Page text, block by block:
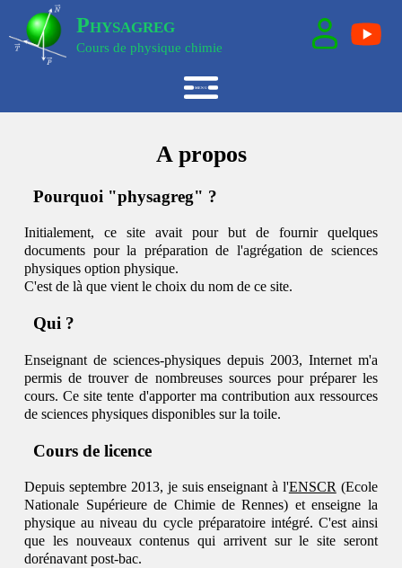
Physagreg
Cours de physique chimie
A propos
Pourquoi "physagreg" ?
Initialement, ce site avait pour but de fournir quelques
documents pour la préparation de l'agrégation de sciences
physiques option physique.
C'est de là que vient le choix du nom de ce site.
Qui ?
Enseignant de sciences-physiques depuis 2003, Internet m'a
permis de trouver de nombreuses sources pour préparer les
cours. Ce site tente d'apporter ma contribution aux ressources
de sciences physiques disponibles sur la toile.
Cours de licence
Depuis septembre 2013, je suis enseignant à l'ENSCR (Ecole
Nationale Supérieure de Chimie de Rennes) et enseigne la
physique au niveau du cycle préparatoire intégré. C'est ainsi
que les nouveaux contenus qui arrivent sur le site seront
dorénavant post-bac.